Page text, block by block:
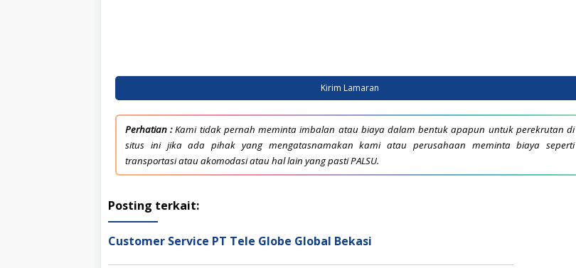
Kirim Lamaran
Perhatian :Kami tidak pernah meminta imbalan atau biaya dalam bentuk apapun untuk perekrutan di
situs ini jika ada pihak yang mengatasnamakan kami atau perusahaan meminta biaya seperti
transportasi atau akomodasi atau hal lain yang pasti PALSU.
Posting terkait:
Customer Service PT Tele Globe Global Bekasi